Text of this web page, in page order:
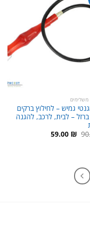
משלימים
גמיש – לחילוץ ברקים
ברזל – לבית, לרכב, להגנה
המחיר59.00 ₪ המחיר